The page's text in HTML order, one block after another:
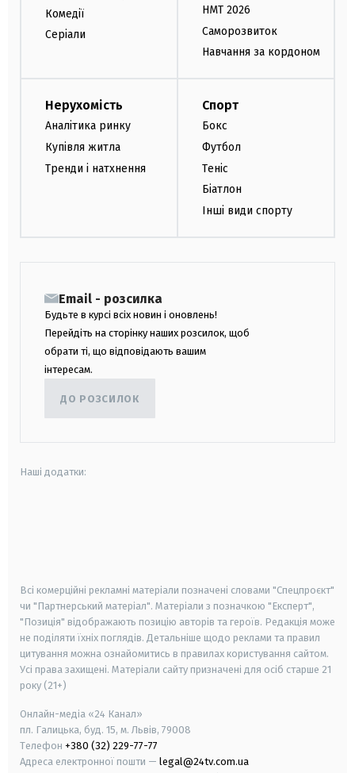
Комедії
Серіали
НМТ 2026
Саморозвиток
Навчання за кордоном
Нерухомість
Аналітика ринку
Купівля житла
Тренди і натхнення
Спорт
Бокс
Футбол
Теніс
Біатлон
Інші види спорту
Email - розсилка
Будьте в курсі всіх новин і оновлень!
Перейдіть на сторінку наших розсилок, щоб
обрати ті, що відповідають вашим
інтересам.
ДО РОЗСИЛОК
Наші додатки:
Всі комерційні рекламні матеріали позначені словами "Спецпроєкт"
чи "Партнерський матеріал". Матеріали з позначкою "Експерт",
"Позиція" відображають позицію авторів та героїв. Редакція може
не поділяти їхніх поглядів. Детальніше щодо реклами та правил
цитування можна ознайомитись в правилах користування сайтом.
Усі права захищені. Матеріали сайту призначені для осіб старше 21
року (21+)
Онлайн-медіа «24 Канал»
пл. Галицька, буд. 15, м. Львів, 79008
Телефон +380 (32) 229-77-77
Адреса електронної пошти — legal@24tv.com.ua